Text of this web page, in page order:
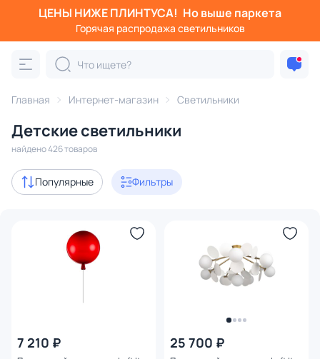
ЦЕНЫ НИЖЕ ПЛИНТУСА! Но выше паркета
Горячая распродажа светильников
Главная Интернет-магазин Светильники
Детские светильники
найдено 426 товаров
Популярные Фильтры
7 210 ₽ 25 700 ₽
Фильтры
Категория: Детские светильники
люстры бра ночники настольные лампы
Акции 57
с 3D-моделями
В наличии 320